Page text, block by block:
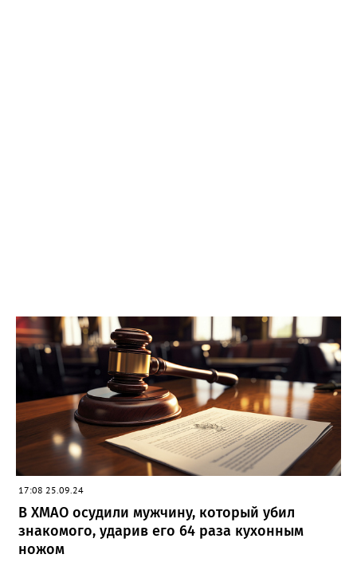
17:08 25.09.24
В ХМАО осудили мужчину, который убил
знакомого, ударив его 64 раза кухонным
ножом